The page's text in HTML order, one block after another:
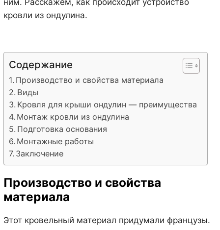
ним. Расскажем, как происходит устройство
кровли из ондулина.
Содержание
Производство и свойства материала
Виды
Кровля для крыши ондулин — преимущества
Монтаж кровли из ондулина
Подготовка основания
Монтажные работы
Заключение
Производство и свойства
материала
Этот кровельный материал придумали французы.